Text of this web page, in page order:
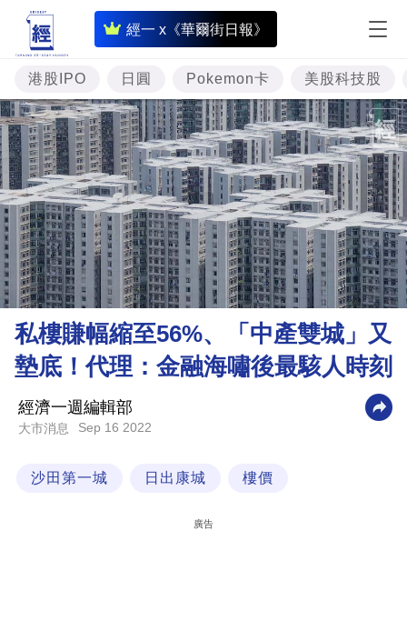
經一 x《華爾街日報》
即
時
財
經
專
題
投
資
樓
市
理
財
商
業
科
港股IPO 日圓 Pokemon卡 美股科技股
私樓賺幅縮至56%、「中產雙城」又
墊底！代理：金融海嘯後最駭人時刻
經濟一週編輯部
大市消息 Sep 16 2022
沙田第一城 日出康城 樓價
廣告